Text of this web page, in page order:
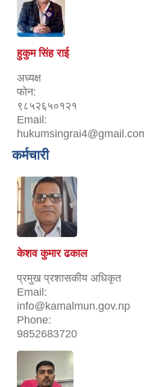
हुकुम सिंह राई
अध्यक्ष
फोन:
९८५२६५०१२१
Email:
कर्मचारी
केशव कुमार ढकाल
प्रमुख प्रशासकीय अधिकृत
Email:
info@kamalmun.gov.np
Phone:
9852683720